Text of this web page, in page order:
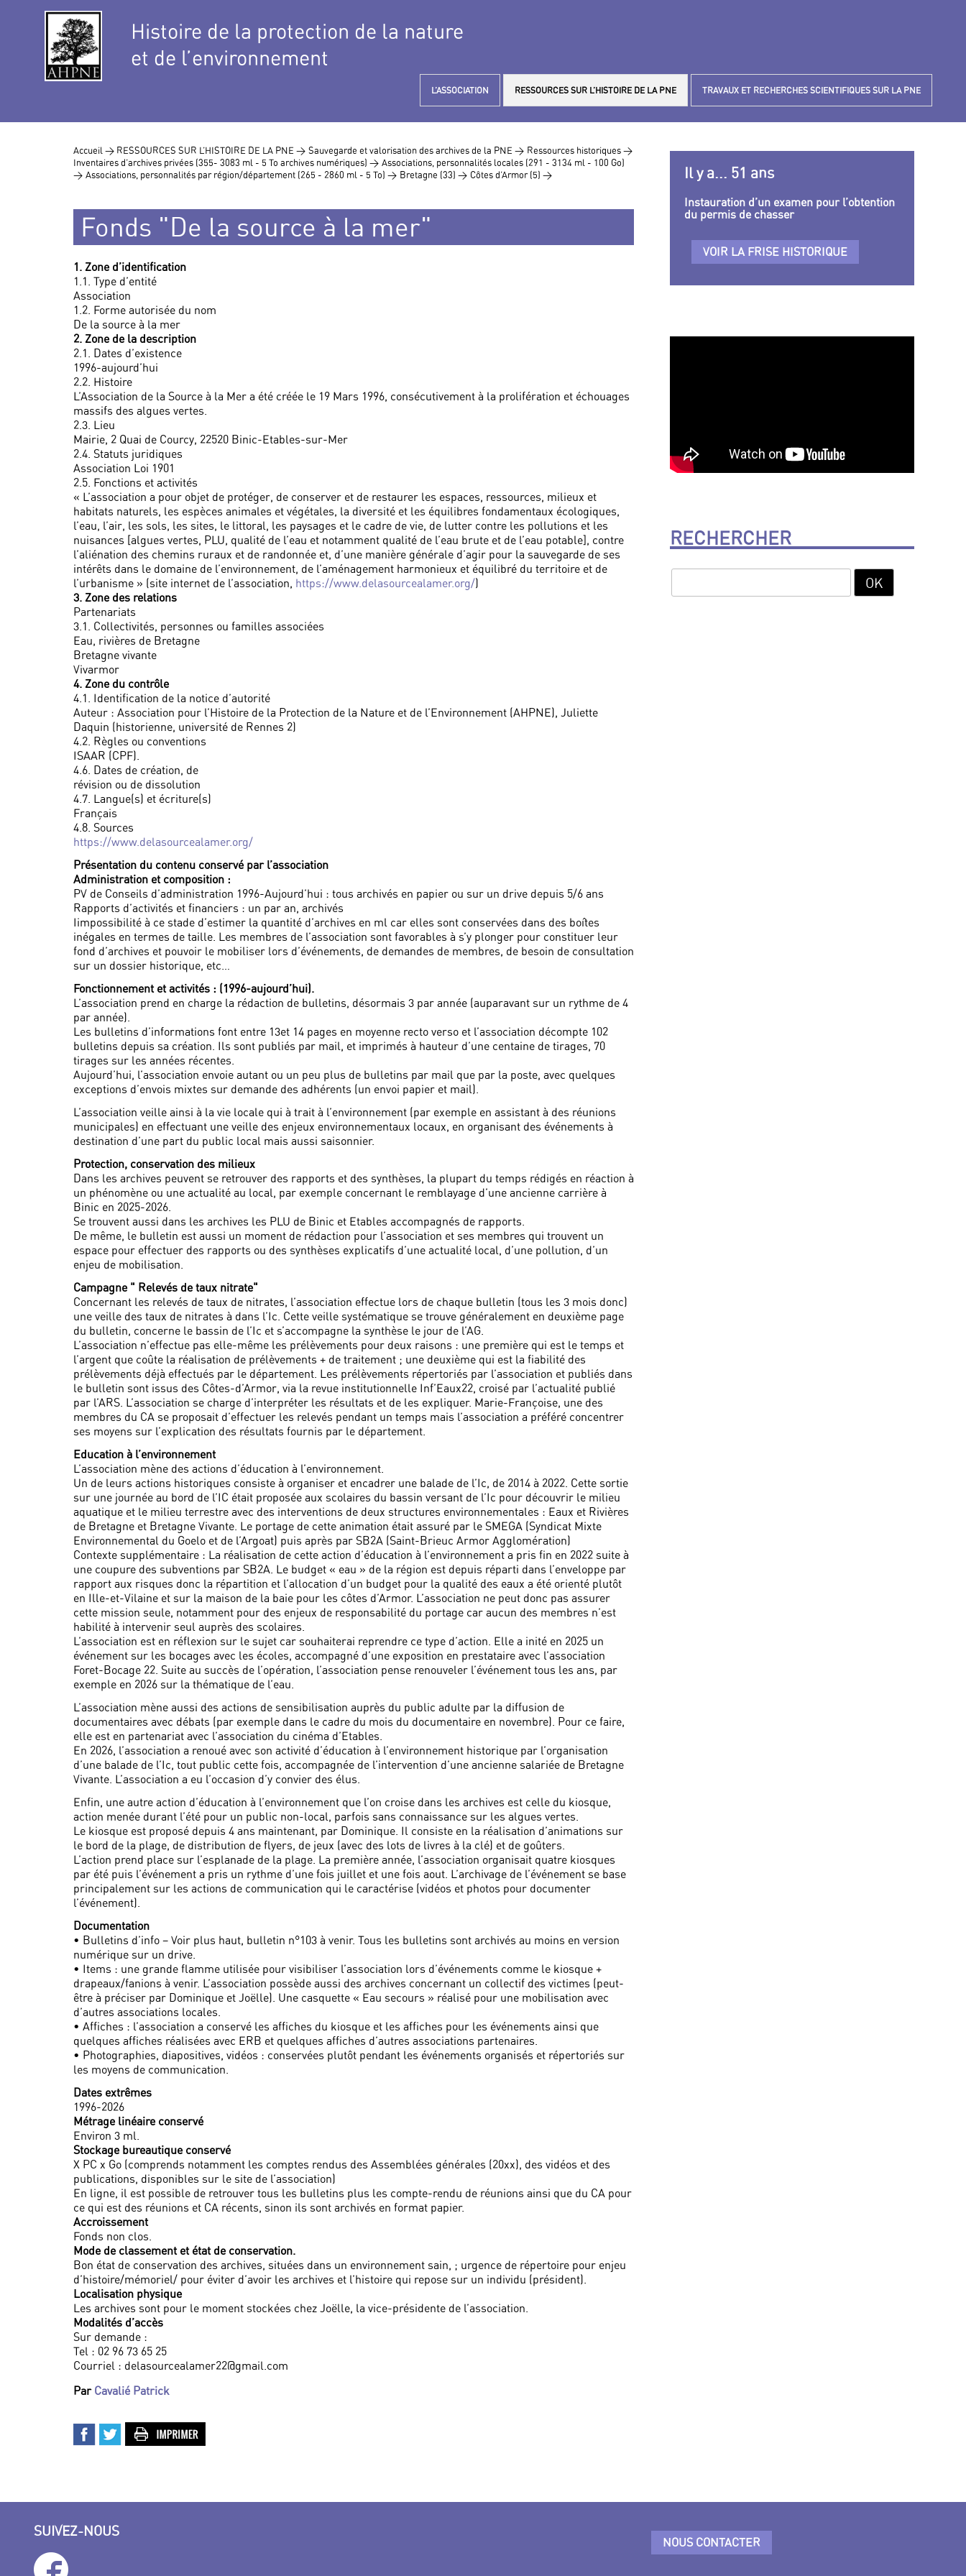
Histoire de la protection de la nature
et de l’environnement
L’ASSOCIATION RESSOURCES SUR L’HISTOIRE DE LA PNE TRAVAUX ET RECHERCHES SCIENTIFIQUES SUR LA PNE
Accueil > RESSOURCES SUR L’HISTOIRE DE LA PNE > Sauvegarde et valorisation des archives de la PNE > Ressources historiques >
Inventaires d’archives privées (355- 3083 ml - 5 To archives numériques) > Associations, personnalités locales (291 - 3134 ml - 100 Go)
> Associations, personnalités par région/département (265 - 2860 ml - 5 To) > Bretagne (33) > Côtes d’Armor (5) >
Fonds "De la source à la mer"
1. Zone d’identification
1.1. Type d’entité
Association
1.2. Forme autorisée du nom
De la source à la mer
2. Zone de la description
2.1. Dates d’existence
1996-aujourd’hui
2.2. Histoire
L’Association de la Source à la Mer a été créée le 19 Mars 1996, consécutivement à la prolifération et échouages
massifs des algues vertes.
2.3. Lieu
Mairie, 2 Quai de Courcy, 22520 Binic-Etables-sur-Mer
2.4. Statuts juridiques
Association Loi 1901
2.5. Fonctions et activités
« L’association a pour objet de protéger, de conserver et de restaurer les espaces, ressources, milieux et
habitats naturels, les espèces animales et végétales, la diversité et les équilibres fondamentaux écologiques,
l’eau, l’air, les sols, les sites, le littoral, les paysages et le cadre de vie, de lutter contre les pollutions et les
nuisances [algues vertes, PLU, qualité de l’eau et notamment qualité de l’eau brute et de l’eau potable], contre
l’aliénation des chemins ruraux et de randonnée et, d’une manière générale d’agir pour la sauvegarde de ses
intérêts dans le domaine de l’environnement, de l’aménagement harmonieux et équilibré du territoire et de
l’urbanisme » (site internet de l’association, https://www.delasourcealamer.org/)
3. Zone des relations
Partenariats
3.1. Collectivités, personnes ou familles associées
Eau, rivières de Bretagne
Bretagne vivante
Vivarmor
4. Zone du contrôle
4.1. Identification de la notice d’autorité
Auteur : Association pour l’Histoire de la Protection de la Nature et de l’Environnement (AHPNE), Juliette
Daquin (historienne, université de Rennes 2)
4.2. Règles ou conventions
ISAAR (CPF).
4.6. Dates de création, de
révision ou de dissolution
4.7. Langue(s) et écriture(s)
Français
4.8. Sources
https://www.delasourcealamer.org/
Présentation du contenu conservé par l’association
Administration et composition :
PV de Conseils d’administration 1996-Aujourd’hui : tous archivés en papier ou sur un drive depuis 5/6 ans
Rapports d’activités et financiers : un par an, archivés
Iimpossibilité à ce stade d’estimer la quantité d’archives en ml car elles sont conservées dans des boîtes
inégales en termes de taille. Les membres de l’association sont favorables à s’y plonger pour constituer leur
fond d’archives et pouvoir le mobiliser lors d’événements, de demandes de membres, de besoin de consultation
sur un dossier historique, etc…
Fonctionnement et activités : (1996-aujourd’hui).
L’association prend en charge la rédaction de bulletins, désormais 3 par année (auparavant sur un rythme de 4
par année).
Les bulletins d’informations font entre 13et 14 pages en moyenne recto verso et l’association décompte 102
bulletins depuis sa création. Ils sont publiés par mail, et imprimés à hauteur d’une centaine de tirages, 70
tirages sur les années récentes.
Aujourd’hui, l’association envoie autant ou un peu plus de bulletins par mail que par la poste, avec quelques
exceptions d’envois mixtes sur demande des adhérents (un envoi papier et mail).
L’association veille ainsi à la vie locale qui à trait à l’environnement (par exemple en assistant à des réunions
municipales) en effectuant une veille des enjeux environnementaux locaux, en organisant des événements à
destination d’une part du public local mais aussi saisonnier.
Protection, conservation des milieux
Dans les archives peuvent se retrouver des rapports et des synthèses, la plupart du temps rédigés en réaction à
un phénomène ou une actualité au local, par exemple concernant le remblayage d’une ancienne carrière à
Binic en 2025-2026.
Se trouvent aussi dans les archives les PLU de Binic et Etables accompagnés de rapports.
De même, le bulletin est aussi un moment de rédaction pour l’association et ses membres qui trouvent un
espace pour effectuer des rapports ou des synthèses explicatifs d’une actualité local, d’une pollution, d’un
enjeu de mobilisation.
Campagne " Relevés de taux nitrate"
Concernant les relevés de taux de nitrates, l’association effectue lors de chaque bulletin (tous les 3 mois donc)
une veille des taux de nitrates à dans l’Ic. Cette veille systématique se trouve généralement en deuxième page
du bulletin, concerne le bassin de l’Ic et s’accompagne la synthèse le jour de l’AG.
L’association n’effectue pas elle-même les prélèvements pour deux raisons : une première qui est le temps et
l’argent que coûte la réalisation de prélèvements + de traitement ; une deuxième qui est la fiabilité des
prélèvements déjà effectués par le département. Les prélèvements répertoriés par l’association et publiés dans
le bulletin sont issus des Côtes-d’Armor, via la revue institutionnelle Inf’Eaux22, croisé par l’actualité publié
par l’ARS. L’association se charge d’interpréter les résultats et de les expliquer. Marie-Françoise, une des
membres du CA se proposait d’effectuer les relevés pendant un temps mais l’association a préféré concentrer
ses moyens sur l’explication des résultats fournis par le département.
Education à l’environnement
L’association mène des actions d’éducation à l’environnement.
Un de leurs actions historiques consiste à organiser et encadrer une balade de l’Ic, de 2014 à 2022. Cette sortie
sur une journée au bord de l’IC était proposée aux scolaires du bassin versant de l’Ic pour découvrir le milieu
aquatique et le milieu terrestre avec des interventions de deux structures environnementales : Eaux et Rivières
de Bretagne et Bretagne Vivante. Le portage de cette animation était assuré par le SMEGA (Syndicat Mixte
Environnemental du Goelo et de l’Argoat) puis après par SB2A (Saint-Brieuc Armor Agglomération)
Contexte supplémentaire : La réalisation de cette action d’éducation à l’environnement a pris fin en 2022 suite à
une coupure des subventions par SB2A. Le budget « eau » de la région est depuis réparti dans l’enveloppe par
rapport aux risques donc la répartition et l’allocation d’un budget pour la qualité des eaux a été orienté plutôt
en Ille-et-Vilaine et sur la maison de la baie pour les côtes d’Armor. L’association ne peut donc pas assurer
cette mission seule, notamment pour des enjeux de responsabilité du portage car aucun des membres n’est
habilité à intervenir seul auprès des scolaires.
L’association est en réflexion sur le sujet car souhaiterai reprendre ce type d’action. Elle a inité en 2025 un
événement sur les bocages avec les écoles, accompagné d’une exposition en prestataire avec l’association
Foret-Bocage 22. Suite au succès de l’opération, l’association pense renouveler l’événement tous les ans, par
exemple en 2026 sur la thématique de l’eau.
L’association mène aussi des actions de sensibilisation auprès du public adulte par la diffusion de
documentaires avec débats (par exemple dans le cadre du mois du documentaire en novembre). Pour ce faire,
elle est en partenariat avec l’association du cinéma d’Etables.
En 2026, l’association a renoué avec son activité d’éducation à l’environnement historique par l’organisation
d’une balade de l’Ic, tout public cette fois, accompagnée de l’intervention d’une ancienne salariée de Bretagne
Vivante. L’association a eu l’occasion d’y convier des élus.
Enfin, une autre action d’éducation à l’environnement que l’on croise dans les archives est celle du kiosque,
action menée durant l’été pour un public non-local, parfois sans connaissance sur les algues vertes.
Le kiosque est proposé depuis 4 ans maintenant, par Dominique. Il consiste en la réalisation d’animations sur
le bord de la plage, de distribution de flyers, de jeux (avec des lots de livres à la clé) et de goûters.
L’action prend place sur l’esplanade de la plage. La première année, l’association organisait quatre kiosques
par été puis l’événement a pris un rythme d’une fois juillet et une fois aout. L’archivage de l’événement se base
principalement sur les actions de communication qui le caractérise (vidéos et photos pour documenter
l’événement).
Documentation
• Bulletins d’info – Voir plus haut, bulletin n°103 à venir. Tous les bulletins sont archivés au moins en version
numérique sur un drive.
• Items : une grande flamme utilisée pour visibiliser l’association lors d’événements comme le kiosque +
drapeaux/fanions à venir. L’association possède aussi des archives concernant un collectif des victimes (peut-
être à préciser par Dominique et Joëlle). Une casquette « Eau secours » réalisé pour une mobilisation avec
d’autres associations locales.
• Affiches : l’association a conservé les affiches du kiosque et les affiches pour les événements ainsi que
quelques affiches réalisées avec ERB et quelques affiches d’autres associations partenaires.
• Photographies, diapositives, vidéos : conservées plutôt pendant les événements organisés et répertoriés sur
les moyens de communication.
Dates extrêmes
1996-2026
Métrage linéaire conservé
Environ 3 ml.
Stockage bureautique conservé
X PC x Go (comprends notamment les comptes rendus des Assemblées générales (20xx), des vidéos et des
publications, disponibles sur le site de l’association)
En ligne, il est possible de retrouver tous les bulletins plus les compte-rendu de réunions ainsi que du CA pour
ce qui est des réunions et CA récents, sinon ils sont archivés en format papier.
Accroissement
Fonds non clos.
Mode de classement et état de conservation.
Bon état de conservation des archives, situées dans un environnement sain, ; urgence de répertoire pour enjeu
d’histoire/mémoriel/ pour éviter d’avoir les archives et l’histoire qui repose sur un individu (président).
Localisation physique
Les archives sont pour le moment stockées chez Joëlle, la vice-présidente de l’association.
Modalités d’accès
Sur demande :
Tel : 02 96 73 65 25
Courriel : delasourcealamer22@gmail.com
Par Cavalié Patrick
Il y a... 51 ans
Instauration d’un examen pour l’obtention
du permis de chasser
VOIR LA FRISE HISTORIQUE
RECHERCHER
SUIVEZ-NOUS
NOUS CONTACTER